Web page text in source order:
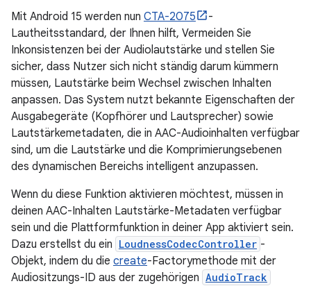
Mit Android 15 werden nun CTA-2075
-
Lautheitsstandard, der Ihnen hilft, Vermeiden Sie
Inkonsistenzen bei der Audiolautstärke und stellen Sie
sicher, dass Nutzer sich nicht ständig darum kümmern
müssen, Lautstärke beim Wechsel zwischen Inhalten
anpassen. Das System nutzt bekannte Eigenschaften der
Ausgabegeräte (Kopfhörer und Lautsprecher) sowie
Lautstärkemetadaten, die in AAC-Audioinhalten verfügbar
sind, um die Lautstärke und die Komprimierungsebenen
des dynamischen Bereichs intelligent anzupassen.
Wenn du diese Funktion aktivieren möchtest, müssen in
deinen AAC-Inhalten Lautstärke-Metadaten verfügbar
sein und die Plattformfunktion in deiner App aktiviert sein.
Dazu erstellst du ein LoudnessCodecController -
Objekt, indem du die create-Factorymethode mit der
Audiositzungs-ID aus der zugehörigen AudioTrack